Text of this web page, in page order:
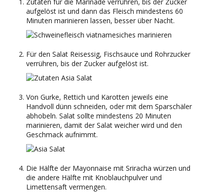
aufgelöst ist und dann das Fleisch mindestens 60
Minuten marinieren lassen, besser über Nacht.
Für den Salat Reisessig, Fischsauce und Rohrzucker
verrühren, bis der Zucker aufgelöst ist.
Von Gurke, Rettich und Karotten jeweils eine
Handvoll dünn schneiden, oder mit dem Sparschäler
abhobeln. Salat sollte mindestens 20 Minuten
marinieren, damit der Salat weicher wird und den
Geschmack aufnimmt.
Die Hälfte der Mayonnaise mit Sriracha würzen und
die andere Hälfte mit Knoblauchpulver und
Limettensaft vermengen.